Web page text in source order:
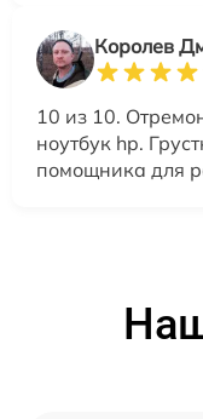
Королев
10 из 10.
ноутбук hp.
помощника для